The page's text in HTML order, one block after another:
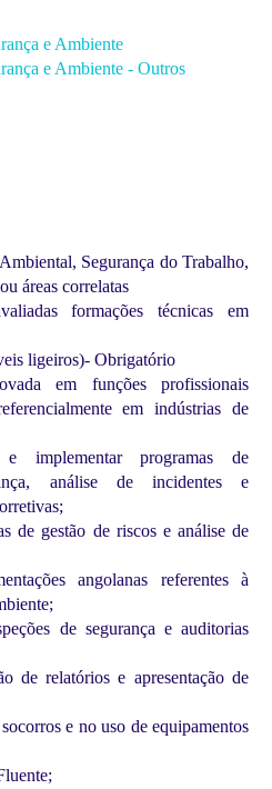
e Ambiente
e Ambiente - Outros
Segurança do Trabalho,
áreas correlatas
formações técnicas em
ligeiros)- Obrigatório
em funções profissionais
em indústrias de
implementar programas de
análise de incidentes e
de gestão de riscos e análise de
angolanas referentes à
de segurança e auditorias
de relatórios e apresentação de
e no uso de equipamentos